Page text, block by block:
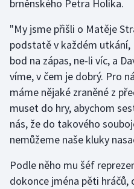
brněnského Petra Holíka.
"My jsme přišli o Matěje
podstatě v každém utkání,
bod na zápas, ne-li víc, a
víme, v čem je dobrý. Pro
máme nějaké zraněné z
muset do hry, abychom
nás, že do takového
nemůžeme naše kluky
Podle něho mu šéf
dokonce jména pěti hráčů,